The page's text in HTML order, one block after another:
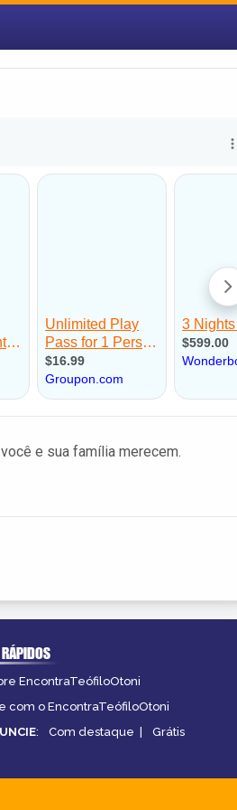
e sua família merecem.
EncontraTeófiloOtoni
com o EncontraTeófiloOtoni
: Com destaque | Grátis